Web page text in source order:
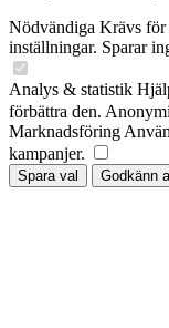
Nödvändiga Krävs för
inställningar. Sparar
Analys & statistik
förbättra den.
Marknadsföring
kampanjer.
Spara val Godkänn